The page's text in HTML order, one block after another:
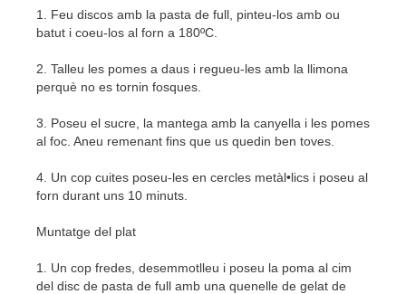
1. Feu discos amb la pasta de full, pinteu-los amb ou
batut i coeu-los al forn a 180ºC.
2. Talleu les pomes a daus i regueu-les amb la llimona
perquè no es tornin fosques.
3. Poseu el sucre, la mantega amb la canyella i les pomes
al foc. Aneu remenant fins que us quedin ben toves.
4. Un cop cuites poseu-les en cercles metàl•lics i poseu al
forn durant uns 10 minuts.
Muntatge del plat
1. Un cop fredes, desemmotlleu i poseu la poma al cim
del disc de pasta de full amb una quenelle de gelat de